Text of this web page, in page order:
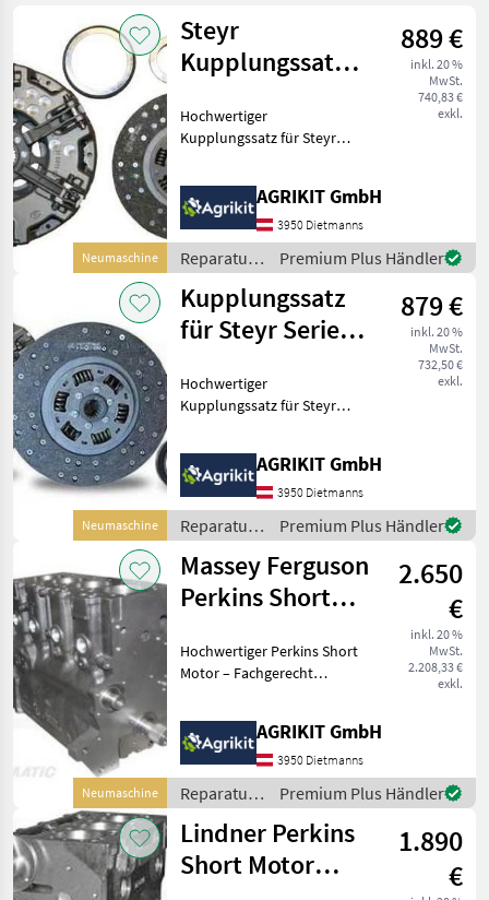
Neumaschine
Steyr
Kupplungssatz
Kupplungsscheibe
889 €
inkl. 20 %
MwSt.
740,83 €
exkl.
Hochwertiger
Kupplungssatz für Steyr
Kupplungssatz eignet sich
ideal für die fachgerechte
Reparatur oder
Instandsetzung d
AGRIKIT GmbH
3950 Dietmanns
Reparatur
und
Ersatzteile
/ Steyr
Premium Plus Händler
Neumaschine
Kupplungssatz
für Steyr Serie
Geot
879 €
inkl. 20 %
MwSt.
732,50 €
exkl.
Hochwertiger
Kupplungssatz für Steyr
Kupplungssatz eignet sich
ideal für die fachgerechte
Reparatur oder
Instandsetzung d
AGRIKIT GmbH
3950 Dietmanns
Reparatur
und
Ersatzteile
/ Steyr
Premium Plus Händler
Neumaschine
Massey Ferguson
Perkins Short
AT4.236 & A4.248
2.650
€
inkl. 20 %
MwSt.
2.208,33 €
exkl.
Hochwertiger Perkins Short
Motor – Fachgerecht
Perkins Short Motor ist die
ideale Lösung für eine
professionelle
Motorinstand
AGRIKIT GmbH
3950 Dietmanns
Reparatur
und
Ersatzteile
/ Massey
Ferguson
Premium Plus Händler
Lindner Perkins
Short Motor
1.890
€